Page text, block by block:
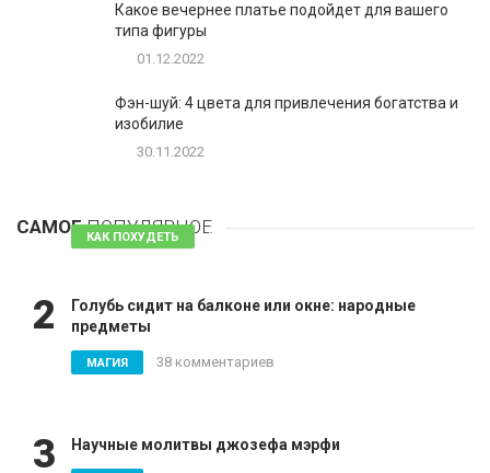
Какое вечернее платье подойдет для вашего
типа фигуры
01.12.2022
Фэн-шуй: 4 цвета для привлечения богатства и
изобилие
30.11.2022
САМОЕПОПУЛЯРНОЕ
КАК ПОХУДЕТЬ 81 комментарий
2
Голубь сидит на балконе или окне: народные
предметы
МАГИЯ 38 комментариев
3 Научные молитвы джозефа мэрфи